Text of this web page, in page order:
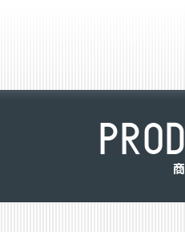
PROD
商